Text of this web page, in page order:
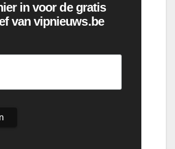
in voor de gratis
van vipnieuws.be